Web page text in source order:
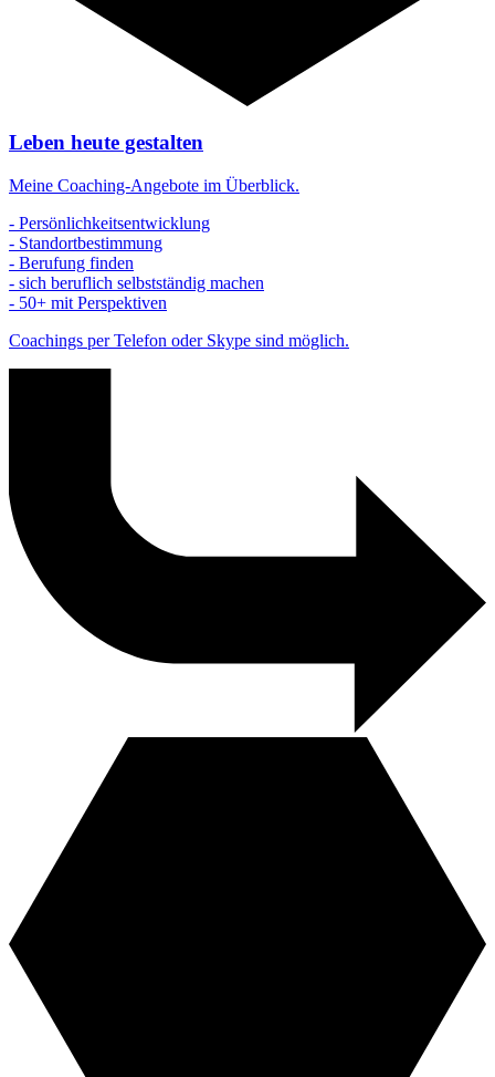
Leben heute gestalten
Meine Coaching-Angebote im Überblick.
- Persönlichkeitsentwicklung
- Standortbestimmung
- Berufung finden
- sich beruflich selbstständig machen
- 50+ mit Perspektiven
Coachings per Telefon oder Skype sind möglich.